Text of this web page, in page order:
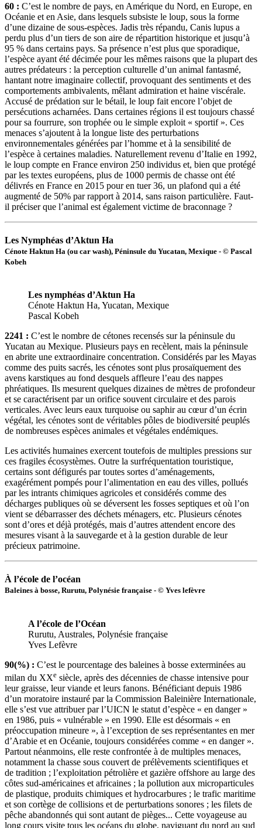
60 : C’est le nombre de pays, en Amérique du Nord, en Europe, en
Océanie et en Asie, dans lesquels subsiste le loup, sous la forme
d’une dizaine de sous-espèces. Jadis très répandu, Canis lupus a
perdu plus d’un tiers de son aire de répartition historique et jusqu’à
95 % dans certains pays. Sa présence n’est plus que sporadique,
l’espèce ayant été décimée pour les mêmes raisons que la plupart des
autres prédateurs : la perception culturelle d’un animal fantasmé,
hantant notre imaginaire collectif, provoquant des sentiments et des
comportements ambivalents, mêlant admiration et haine viscérale.
Accusé de prédation sur le bétail, le loup fait encore l’objet de
persécutions acharnées. Dans certaines régions il est toujours chassé
pour sa fourrure, son trophée ou le simple exploit « sportif ». Ces
menaces s’ajoutent à la longue liste des perturbations
environnementales générées par l’homme et à la sensibilité de
l’espèce à certaines maladies. Naturellement revenu d’Italie en 1992,
le loup compte en France environ 250 individus et, bien que protégé
par les textes européens, plus de 1000 permis de chasse ont été
délivrés en France en 2015 pour en tuer 36, un plafond qui a été
augmenté de 50% par rapport à 2014, sans raison particulière. Faut-
il préciser que l’animal est également victime de braconnage ?
Les Nymphéas d’Aktun Ha
Cénote Haktun Ha (ou car wash), Péninsule du Yucatan, Mexique - © Pascal
Kobeh
Les nymphéas d’Aktun Ha
Cénote Haktun Ha, Yucatan, Mexique
Pascal Kobeh
2241 : C’est le nombre de cétones recensés sur la péninsule du
Yucatan au Mexique. Plusieurs pays en recèlent, mais la péninsule
en abrite une extraordinaire concentration. Considérés par les Mayas
comme des puits sacrés, les cénotes sont plus prosaïquement des
avens karstiques au fond desquels affleure l’eau des nappes
phréatiques. Ils mesurent quelques dizaines de mètres de profondeur
et se caractérisent par un orifice souvent circulaire et des parois
verticales. Avec leurs eaux turquoise ou saphir au cœur d’un écrin
végétal, les cénotes sont de véritables pôles de biodiversité peuplés
de nombreuses espèces animales et végétales endémiques.
Les activités humaines exercent toutefois de multiples pressions sur
ces fragiles écosystèmes. Outre la surfréquentation touristique,
certains sont défigurés par toutes sortes d’aménagements,
exagérément pompés pour l’alimentation en eau des villes, pollués
par les intrants chimiques agricoles et considérés comme des
décharges publiques où se déversent les fosses septiques et où l’on
vient se débarrasser des déchets ménagers, etc. Plusieurs cénotes
sont d’ores et déjà protégés, mais d’autres attendent encore des
mesures visant à la sauvegarde et à la gestion durable de leur
précieux patrimoine.
À l’école de l’océan
Baleines à bosse, Rurutu, Polynésie française - © Yves lefèvre
A l’école de l’Océan
Rurutu, Australes, Polynésie française
Yves Lefèvre
90(%) : C’est le pourcentage des baleines à bosse exterminées au
milan du XXe siècle, après des décennies de chasse intensive pour
leur graisse, leur viande et leurs fanons. Bénéficiant depuis 1986
d’un moratoire instauré par la Commission Baleinière Internationale,
elle s’est vue attribuer par l’UICN le statut d’espèce « en danger »
en 1986, puis « vulnérable » en 1990. Elle est désormais « en
préoccupation mineure », à l’exception de ses représentantes en mer
d’Arabie et en Océanie, toujours considérées comme « en danger ».
Partout néanmoins, elle reste confrontée à de multiples menaces,
notamment la chasse sous couvert de prélèvements scientifiques et
de tradition ; l’exploitation pétrolière et gazière offshore au large des
côtes sud-américaines et africaines ; la pollution aux microparticules
de plastique, produits chimiques et hydrocarbures ; le trafic maritime
et son cortège de collisions et de perturbations sonores ; les filets de
pêche abandonnés qui sont autant de pièges... Cette voyageuse au
long cours visite tous les océans du globe, naviguant du nord au sud